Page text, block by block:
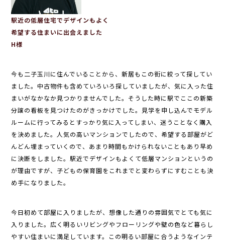
駅近の低層住宅でデザインもよく
希望する住まいに出会えました
H様
今も二子玉川に住んでいることから、新居もこの街に絞って探してい
ました。中古物件も含めていろいろ探していましたが、気に入った住
まいがなかなか見つかりませんでした。そうした時に駅でここの新築
分譲の看板を見つけたのがきっかけでした。見学を申し込んでモデル
ルームに行ってみるとすっかり気に入ってしまい、迷うことなく購入
を決めました。人気の高いマンションでしたので、希望する部屋がど
んどん埋まっていくので、あまり時間もかけられないこともあり早め
に決断をしました。駅近でデザインもよくて低層マンションというの
が理由ですが、子どもの保育園をこれまでと変わらずにすむことも決
め手になりました。
今日初めて部屋に入りましたが、想像した通りの雰囲気でとても気に
入りました。広く明るいリビングやフローリングや壁の色など暮らし
やすい住まいに満足しています。この明るい部屋に合うようなインテ